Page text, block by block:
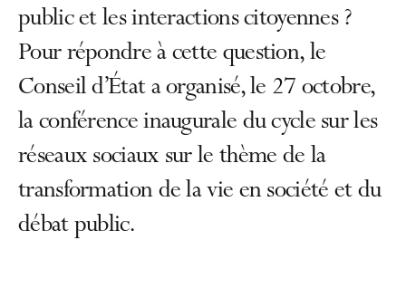
public et les interactions citoyennes ?
Pour répondre à cette question, le
Conseil d’État a organisé, le 27 octobre,
la conférence inaugurale du cycle sur les
réseaux sociaux sur le thème de la
transformation de la vie en société et du
débat public.